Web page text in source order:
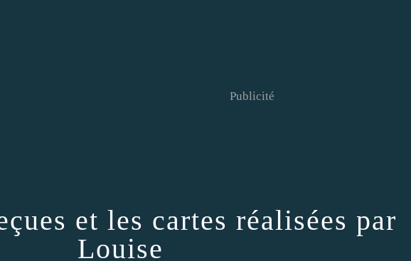
Publicité
et les cartes réalisées par
Louise